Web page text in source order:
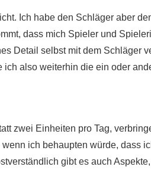
Ich habe den Schläger aber
dass mich Spieler und
Detail selbst mit dem Schläger
also weiterhin die ein oder
zwei Einheiten pro Tag,
ich behaupten würde, dass
gibt es auch